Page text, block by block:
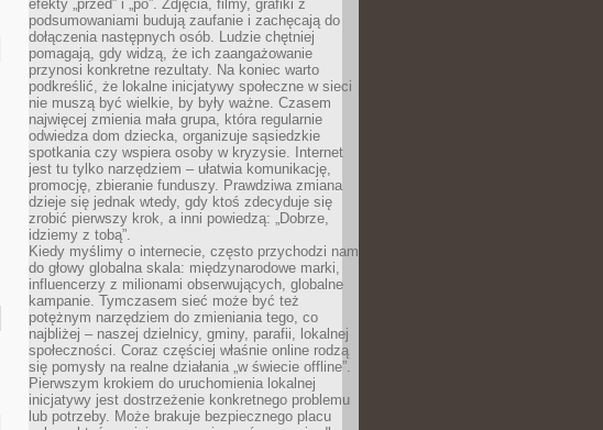
efekty „przed” i „po”. Zdjęcia, filmy, grafiki z
podsumowaniami budują zaufanie i zachęcają do
dołączenia następnych osób. Ludzie chętniej
pomagają, gdy widzą, że ich zaangażowanie
przynosi konkretne rezultaty. Na koniec warto
podkreślić, że lokalne inicjatywy społeczne w sieci
nie muszą być wielkie, by były ważne. Czasem
najwięcej zmienia mała grupa, która regularnie
odwiedza dom dziecka, organizuje sąsiedzkie
spotkania czy wspiera osoby w kryzysie. Internet
jest tu tylko narzędziem – ułatwia komunikację,
promocję, zbieranie funduszy. Prawdziwa zmiana
dzieje się jednak wtedy, gdy ktoś zdecyduje się
zrobić pierwszy krok, a inni powiedzą: „Dobrze,
idziemy z tobą”.
Kiedy myślimy o internecie, często przychodzi nam
do głowy globalna skala: międzynarodowe marki,
influencerzy z milionami obserwujących, globalne
kampanie. Tymczasem sieć może być też
potężnym narzędziem do zmieniania tego, co
najbliżej – naszej dzielnicy, gminy, parafii, lokalnej
społeczności. Coraz częściej właśnie online rodzą
się pomysły na realne działania „w świecie offline”.
Pierwszym krokiem do uruchomienia lokalnej
inicjatywy jest dostrzeżenie konkretnego problemu
lub potrzeby. Może brakuje bezpiecznego placu